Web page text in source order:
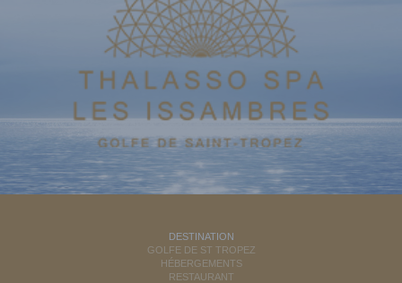
DESTINATION
GOLFE DE ST TROPEZ
HÉBERGEMENTS
RESTAURANT